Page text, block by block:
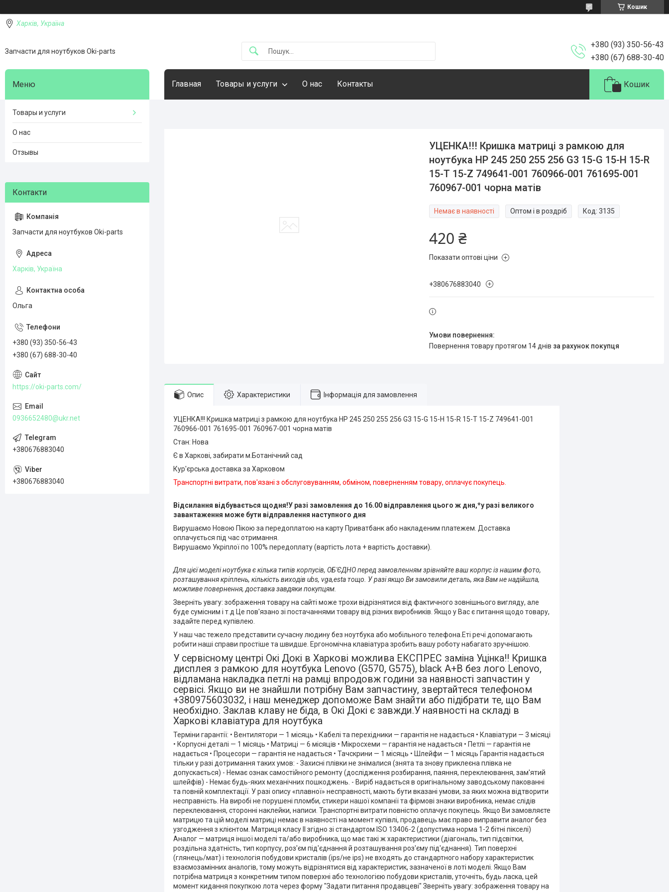
Кошик
Харків, Україна
Запчасти для ноутбуков Oki-parts
+380 (93) 350-56-43
+380 (67) 688-30-40
Главная Товары и услуги О нас Контакты Кошик
УЦЕНКА!!! Кришка матриці з рамкою для
ноутбука HP 245 250 255 256 G3 15-G 15-H 15-R
15-T 15-Z 749641-001 760966-001 761695-001
760967-001 чорна матів
Немає в наявності Оптом і в роздріб Код:3135
420 ₴
Показати оптові ціни
+380676883040
повернення товару протягом 14 днів за рахунок покупця
Опис Характеристики Інформація для замовлення
УЦЕНКА!!! Кришка матриці з рамкою для ноутбука HP 245 250 255 256 G3 15-G 15-H 15-R 15-T 15-Z 749641-001
760966-001 761695-001 760967-001 чорна матів
Стан: Нова
Є в Харкові, забирати м.Ботанічний сад
Кур'єрська доставка за Харковом
Транспортні витрати, пов'язані з обслуговуванням, обміном, поверненням товару, оплачує покупець.
Відсилання відбувається щодня!У разі замовлення до 16.00 відправлення цього ж дня,*у разі великого
завантаження може бути відправлення наступного дня
Вирушаємо Новою Пікою за передоплатою на карту Приватбанк або накладеним платежем. Доставка
оплачується під час отримання.
Вирушаємо Укріплої по 100% передоплату (вартість лота + вартість доставки).
Для цієї моделі ноутбука є кілька типів корпусів, ОБ'ЄДНО перед замовленням зрівняйте ваш корпус із нашим фото,
розташування кріплень, кількість виходів ubs, vga,esta тощо. У разі якщо Ви замовили деталь, яка Вам не надійшла,
можливе повернення, доставка завдяки покупцям.
Зверніть увагу: зображення товару на сайті може трохи відрізнятися від фактичного зовнішнього вигляду, але
буде сумісним і т.д Це пов'язано зі постачаннями товару від різних виробників. Якщо у Вас є питання щодо товару,
задайте перед купівлею.
У наш час тежело представити сучасну людину без ноутбука або мобільного телефона.Еті речі допомагають
робити наші справи простіше та швидше. Ергономічна клавіатура зробить вашу роботу набагато зручнішою.
У сервісному центрі Окі Докі в Харкові можлива ЕКСПРЕС заміна Уцінка!! Кришка
дисплея з рамкою для ноутбука Lenovo (G570, G575), black A+B без лого Lenovo,
відламана накладка петлі на рамці впродовж години за наявності запчастин у
сервісі. Якщо ви не знайшли потрібну Вам запчастину, звертайтеся телефоном
+380975603032, і наш менеджер допоможе Вам знайти або підібрати те, що Вам
необхідно. Заклав клаву не біда, в Окі Докі є завжди.У наявності на складі в
Харкові клавіатура для ноутбука
Терміни гарантії: • Вентилятори — 1 місяць • Кабелі та перехідники — гарантія не надається • Клавіатури — 3 місяці
• Корпусні деталі — 1 місяць • Матриці — 6 місяців • Мікросхеми — гарантія не надається • Петлі — гарантія не
надається • Процесори — гарантія не надається • Тачскрини — 1 місяць • Шлейфи — 1 місяць Гарантія надається
тільки у разі дотримання таких умов: - Захисні плівки не знімалися (знята та знову приклеєна плівка не
допускається) - Немає ознак самостійного ремонту (дослідження розбирання, паяння, переклеювання, зам'ятий
шлейфів) - Немає будь-яких механічних пошкоджень. - Виріб надається в оригінальному заводському пакованні
та повній комплектації. У разі опису «плавної» несправності, мають бути вказані умови, за яких можна відтворити
несправність. На виробі не порушені пломби, стикери нашої компанії та фірмові знаки виробника, немає слідів
переклеювання, сторонні наклейки, написи. Транспортні витрати повністю оплачує покупець. Якщо Ви замовляєте
матрицю та цій моделі матриці немає в наявності на момент купівлі, продавець має право виправити аналог без
узгодження з клієнтом. Матриця класу II згідно зі стандартом ISO 13406-2 (допустима норма 1-2 бітні пікселі)
Аналог — матриця іншої моделі та/або виробника, що має такі ж характеристики (діагональ, тип підсвітки,
роздільна здатність, тип корпусу, роз'єм під'єднання й розташування роз'єму під'єднання). Тип поверхні
(глянець/мат) і технологія побудови кристалів (ips/не ips) не входять до стандартного набору характеристик
взаємозамінних аналогів, тому можуть відрізнятися від характеристик, зазначеної в лоті моделі. Якщо Вам
потрібна матриця з конкретним типом поверхні або технологією побудови кристалів, уточніть, будь ласка, цей
момент кидання покупкою лота через форму "Задати питання продавцеві" Зверніть увагу: зображення товару на
Товары и услуги
О нас
Отзывы
Запчасти для ноутбуков Oki-parts
Харків, Україна
Ольга
+380 (93) 350-56-43
+380 (67) 688-30-40
https://oki-parts.com/
0936652480@ukr.net
+380676883040
+380676883040